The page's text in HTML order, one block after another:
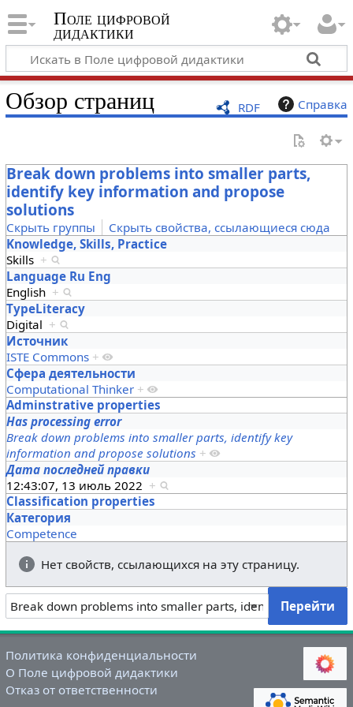
Поле цифровой
дидактики
RDF Справка
Обзор страниц
Break down problems into smaller parts,
identify key information and propose
solutions
Скрыть группы
Скрыть свойства, ссылающиеся сюда
Knowledge, Skills, Practice
Skills +
Language Ru Eng
English +
TypeLiteracy
Digital +
Источник
ISTE Commons +
Сфера деятельности
Computational Thinker +
Adminstrative properties
Has processing error
Break down problems into smaller parts, identify key
information and propose solutions +
Дата последней правки
12:43:07, 13 июль 2022 +
Classification properties
Категория
Competence
Нет свойств, ссылающихся на эту страницу.
Политика конфиденциальности
О Поле цифровой дидактики
Отказ от ответственности